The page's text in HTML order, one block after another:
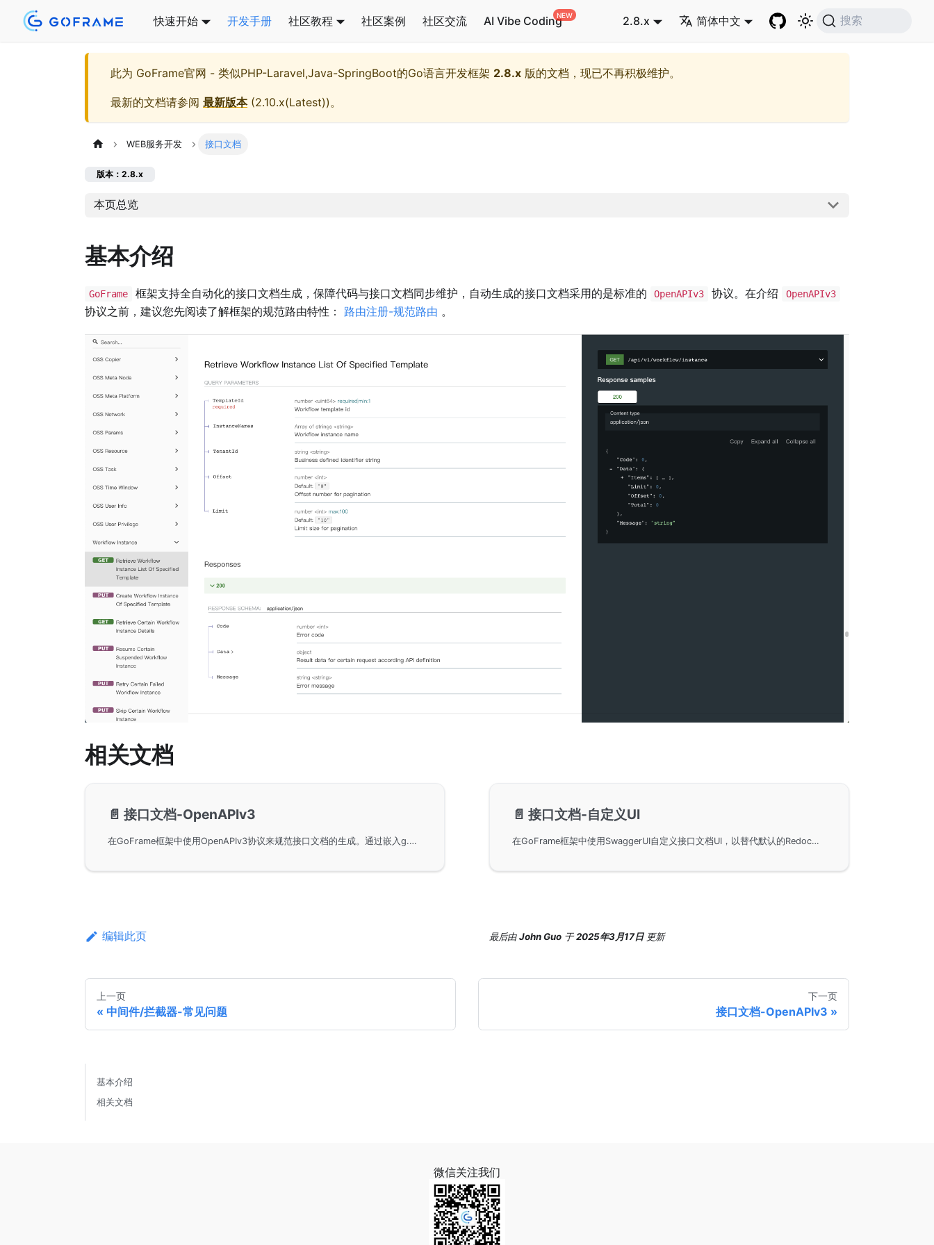
快速开始 开发手册 社区教程 社区案例 社区交流 AI Vibe Coding 2.8.x 简体中文 搜索
此为 GoFrame官网 - 类似PHP-Laravel,Java-SpringBoot的Go语言开发框架 2.8.x 版的文档，现已不再积极维护。
最新的文档请参阅 最新版本(2.10.x(Latest))。
WEB服务开发 接口文档
版本：2.8.x
本页总览
基本介绍
GoFrame 框架支持全自动化的接口文档生成，保障代码与接口文档同步维护，自动生成的接口文档采用的是标准的 OpenAPIv3 协议。在介绍 OpenAPIv3
协议之前，建议您先阅读了解框架的规范路由特性： 路由注册-规范路由 。
相关文档
📄️ 接口文档-OpenAPIv3
在GoFrame框架中使用OpenAPIv3协议来规范接口文档的生成。通过嵌入g.Meta元数据结构体，可以自动生成包含协议标签的接口信息。此外，文中还展示了如何自定义扩展标签和手动完善接口文档。
📄️ 接口文档-自定义UI
在GoFrame框架中使用SwaggerUI自定义接口文档UI，以替代默认的Redoc组件UI。通过示例代码展示如何快速实现接口文档的替换，连接企业内部资源，避免外网依赖。详细演示了接口文档与第三方平台的对接，使用GoFrame Server进行UI模板切换，提升文档展示灵活性及可定制性。
编辑此页 最后由John Guo 于2025年3月17日 更新
上一页
中间件/拦截器-常见问题
下一页
接口文档-OpenAPIv3
基本介绍
相关文档
微信关注我们